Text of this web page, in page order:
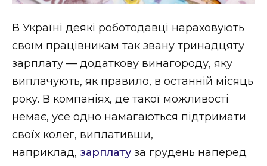
Втрачений Ужгород (відеоверсія)
ЗАКАРПАТСЬКІ НОВИНИ
НОВИНИ ЗАХІДНОЇ УКРАЇНИ
В Україні деякі роботодавці нараховують
своїм працівникам так звану тринадцяту
зарплату — додаткову винагороду, яку
виплачують, як правило, в останній місяць
року. В компаніях, де такої можливості
немає, усе одно намагаються підтримати
своїх колег, виплативши,
наприклад, зарплату за грудень наперед